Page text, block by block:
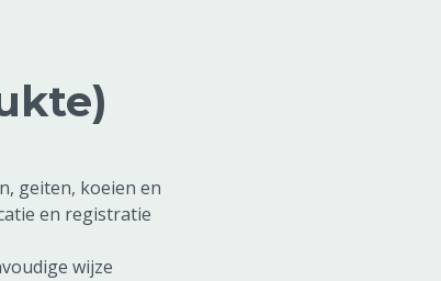
geiten, koeien en
en registratie
wijze